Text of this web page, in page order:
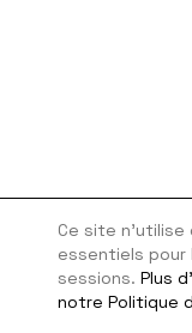
Ce site n'utilise
essentiels
sessions. Plus
notre Politique